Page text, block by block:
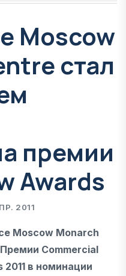
Moscow
стал
премии
Awards
2011
Moscow Monarch
Commercial
в номинации